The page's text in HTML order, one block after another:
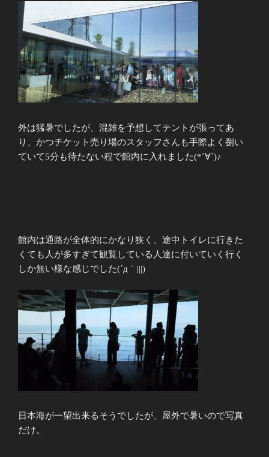
外は猛暑でしたが、混雑を予想してテントが張ってあ
り、かつチケット売り場のスタッフさんも手際よく捌い
ていて5分も待たない程で館内に入れました(*´∀`)♪
館内は通路が全体的にかなり狭く、途中トイレに行きた
くても人が多すぎて観覧している人達に付いていく行く
しか無い様な感じでした(´д｀|||)
日本海が一望出来るそうでしたが、屋外で暑いので写真
だけ。